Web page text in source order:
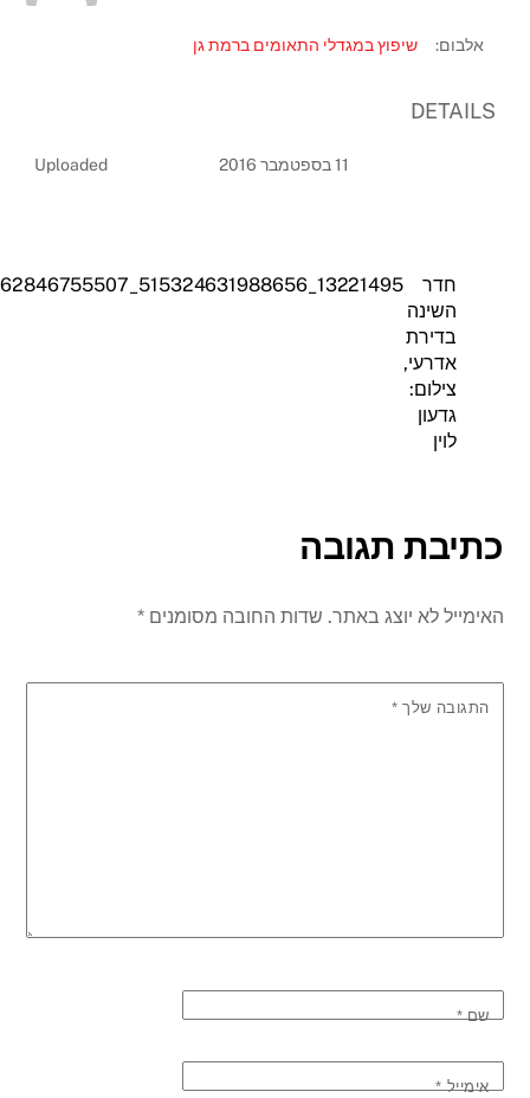
אלבום: שיפוץ במגדלי התאומים ברמת גן
DETAILS
Uploaded 11 בספטמבר 2016
חדר
השינה
בדירת
אדרעי,
צילום:
גדעון
לוין
13221495_515324631988656_2005395562846755507_n
כתיבת תגובה
האימייל לא יוצג באתר. שדות החובה מסומנים*
התגובה שלך *
שם*
אימייל*